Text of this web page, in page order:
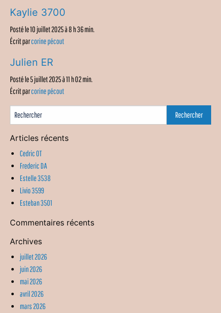
Kaylie 3700
Posté le 10 juillet 2025 à 8 h 36 min.
Écrit parcorine pécout
Julien ER
Posté le 5 juillet 2025 à 11 h 02 min.
Écrit parcorine pécout
Articles récents
Cedric OT
Frederic DA
Estelle 3538
Livio 3599
Esteban 3501
Commentaires récents
Archives
juillet 2026
juin 2026
mai 2026
avril 2026
mars 2026